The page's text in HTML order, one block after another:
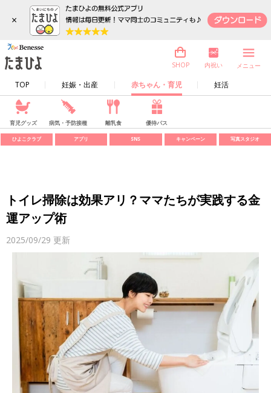
×
TOP 妊娠・出産 赤ちゃん・育児 妊活
SHOP 内祝い メニュー
育児グッズ 病気・予防接種 離乳食 優待パス
ひよこクラブ アプリ SNS キャンペーン 写真スタジオ
トイレ掃除は効果アリ？ママたちが実践する金
運アップ術
2025/09/29 更新